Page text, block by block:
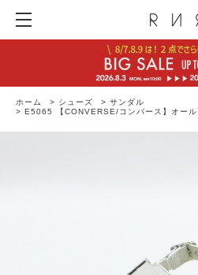
ホーム > シューズ > サンダル
> E5065 【CONVERSE/コンバース】オール